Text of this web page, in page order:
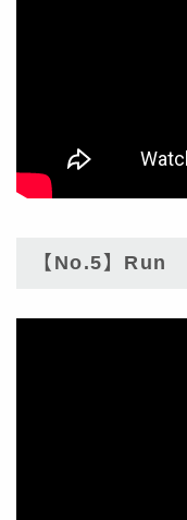
【No.5】Run